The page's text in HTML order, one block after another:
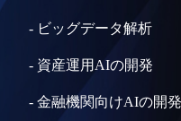
- ビッグデータ解析
- 資産運用AIの開発
-金融機関向けAIの開発